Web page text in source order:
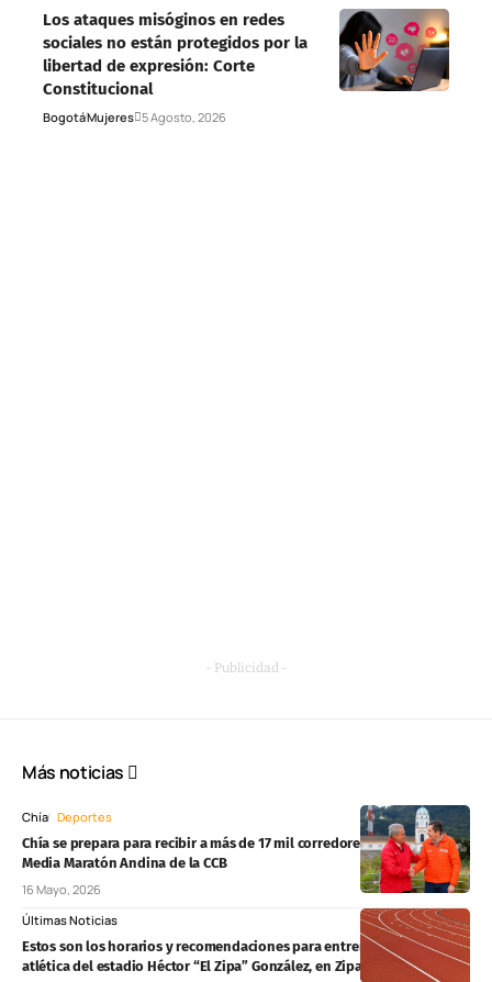
Los ataques misóginos en redes
sociales no están protegidos por la
libertad de expresión: Corte
Constitucional
BogotáMujeres 5 Agosto, 2026
- Publicidad -
Más noticias
Chía Deportes
Chía se prepara para recibir a más de 17 mil corredores en la tercera
Media Maratón Andina de la CCB
16 Mayo, 2026
Últimas Noticias
Estos son los horarios y recomendaciones para entrenar en la pista
atlética del estadio Héctor “El Zipa” González, en Zipaquirá